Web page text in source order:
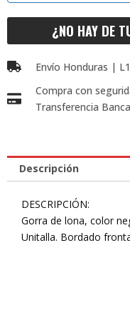
¿NO HAY DE
Envío Honduras |
Compra con
Transferencia
Descripción
DESCRIPCIÓN:
Gorra de lona, color
Unitalla. Bordado